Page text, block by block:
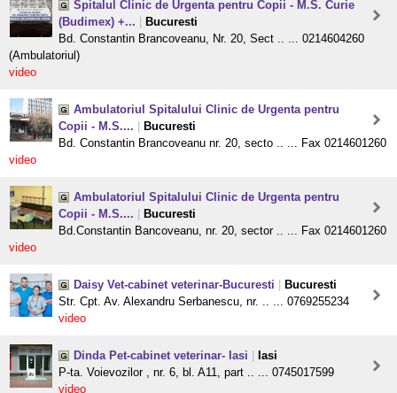
Spitalul Clinic de Urgenta pentru Copii - M.S. Curie
(Budimex) +...
Bucuresti
Bd. Constantin Brancoveanu, Nr. 20, Sect .. ... 0214604260
(Ambulatoriul)
video
Ambulatoriul Spitalului Clinic de Urgenta pentru
Copii - M.S....
Bucuresti
Bd. Constantin Brancoveanu nr. 20, secto .. ... Fax 0214601260
video
Ambulatoriul Spitalului Clinic de Urgenta pentru
Copii - M.S....
Bucuresti
Bd.Constantin Bancoveanu, nr. 20, sector .. ... Fax 0214601260
video
Daisy Vet-cabinet veterinar-Bucuresti
Bucuresti
Str. Cpt. Av. Alexandru Serbanescu, nr. .. ... 0769255234
video
Dinda Pet-cabinet veterinar- Iasi
Iasi
P-ta. Voievozilor , nr. 6, bl. A11, part .. ... 0745017599
video